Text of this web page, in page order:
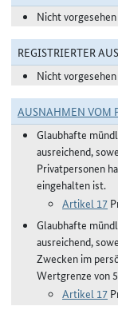
Nicht vorgesehen
REGISTRIERTER
Nicht vorgesehen
AUSNAHMEN VOM
Glaubhafte
ausreichend,
Privatpersonen
eingehalten ist.
Artikel 17
Glaubhafte
ausreichend,
Zwecken im
Wertgrenze von
Artikel 17